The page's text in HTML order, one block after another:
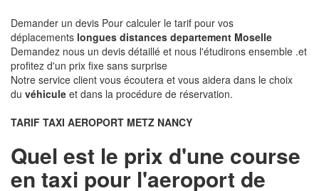
Demander un devis Pour calculer le tarif pour vos
déplacements longues distances departement Moselle
Demandez nous un devis détaillé et nous l'étudirons ensemble .et
profitez d'un prix fixe sans surprise
Notre service client vous écoutera et vous aidera dans le choix
du véhicule et dans la procédure de réservation.
TARIF TAXI AEROPORT METZ NANCY
Quel est le prix d'une course
en taxi pour l'aeroport de